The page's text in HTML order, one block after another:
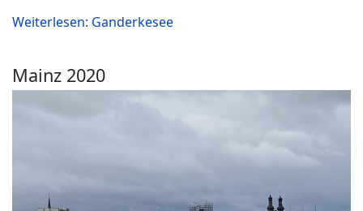
Weiterlesen: Ganderkesee
Mainz 2020